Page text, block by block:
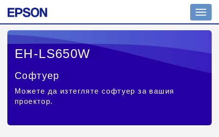
EH-LS650W
Софтуер
Можете да изтегляте софтуер за вашия
проектор.